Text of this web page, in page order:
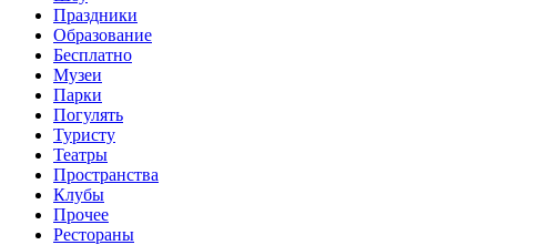
Праздники
Образование
Бесплатно
Музеи
Парки
Погулять
Туристу
Театры
Пространства
Клубы
Прочее
Рестораны